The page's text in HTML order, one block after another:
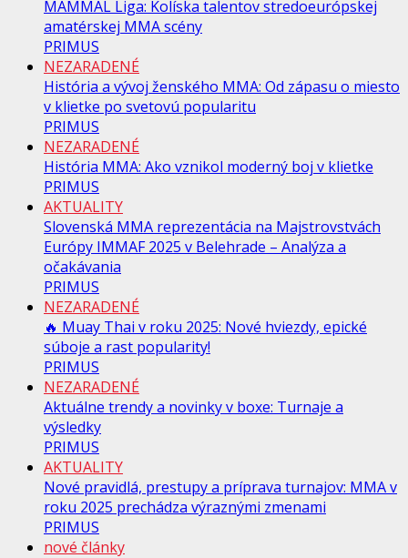
MAMMAL Liga: Kolíska talentov stredoeurópskej
amatérskej MMA scény
PRIMUS
NEZARADENÉ
História a vývoj ženského MMA: Od zápasu o miesto
v klietke po svetovú popularitu
PRIMUS
NEZARADENÉ
História MMA: Ako vznikol moderný boj v klietke
PRIMUS
AKTUALITY
Slovenská MMA reprezentácia na Majstrovstvách
Európy IMMAF 2025 v Belehrade – Analýza a
očakávania
PRIMUS
NEZARADENÉ
🔥 Muay Thai v roku 2025: Nové hviezdy, epické
súboje a rast popularity!
PRIMUS
NEZARADENÉ
Aktuálne trendy a novinky v boxe: Turnaje a
výsledky
PRIMUS
AKTUALITY
Nové pravidlá, prestupy a príprava turnajov: MMA v
roku 2025 prechádza výraznými zmenami
PRIMUS
nové články